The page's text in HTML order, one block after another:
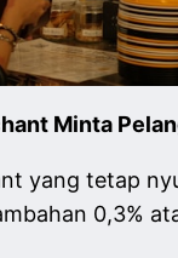
Minta
yang tetap
0,3%